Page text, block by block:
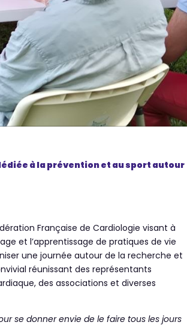
à la prévention et au sport autour
Française de Cardiologie visant à
et l’apprentissage de pratiques de vie
une journée autour de la recherche et
réunissant des représentants
des associations et diverses
se donner envie de le faire tous les jours